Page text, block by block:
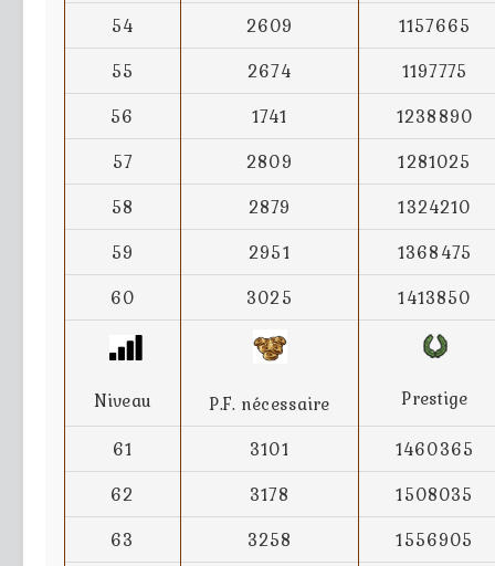
54
2609
1157665
55
2674
1197775
56
1741
1238890
57
2809
1281025
58
2879
1324210
59
2951
1368475
60
3025 1413850
Niveau P.F. nécessaire
Prestige
61
3101
1460365
62
3178
1508035
63
3258
1556905